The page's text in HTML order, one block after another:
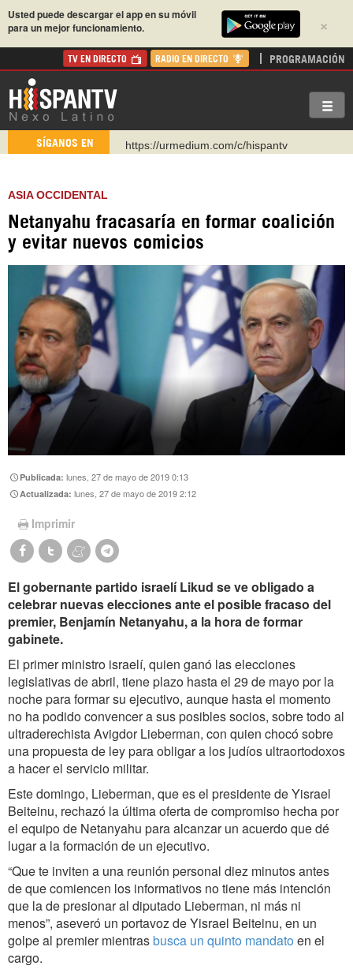
×
Usted puede descargar el app en su móvil
para un mejor funcionamiento.
TV EN DIRECTO RADIO EN DIRECTO PROGRAMACIÓN
SÍGANOS EN
https://urmedium.com/c/hispantv
https://www.facebook.com/Nexolatino.Canal
https://www.youtube.com/@nexo_latino
https://t.me/hispantvcanal
ASIA OCCIDENTAL
Netanyahu fracasaría en formar coalición
y evitar nuevos comicios
Publicada:lunes, 27 de mayo de 2019 0:13
Actualizada:lunes, 27 de mayo de 2019 2:12
Imprimir
El gobernante partido israelí Likud se ve obligado a
celebrar nuevas elecciones ante el posible fracaso del
premier, Benjamín Netanyahu, a la hora de formar
gabinete.
El primer ministro israelí, quien ganó las elecciones
legislativas de abril, tiene plazo hasta el 29 de mayo por la
noche para formar su ejecutivo, aunque hasta el momento
no ha podido convencer a sus posibles socios, sobre todo al
ultraderechista Avigdor Lieberman, con quien chocó sobre
una propuesta de ley para obligar a los judíos ultraortodoxos
a hacer el servicio militar.
Este domingo, Lieberman, que es el presidente de Yisrael
Beiteinu, rechazó la última oferta de compromiso hecha por
el equipo de Netanyahu para alcanzar un acuerdo que dé
lugar a la formación de un ejecutivo.
“Que te inviten a una reunión personal diez minutos antes
de que comiencen los informativos no tiene más intención
que la de presionar al diputado Lieberman, ni más ni
menos”, aseveró un portavoz de Yisrael Beiteinu, en un
golpe al premier mientrasbusca un quinto mandato en el
cargo.